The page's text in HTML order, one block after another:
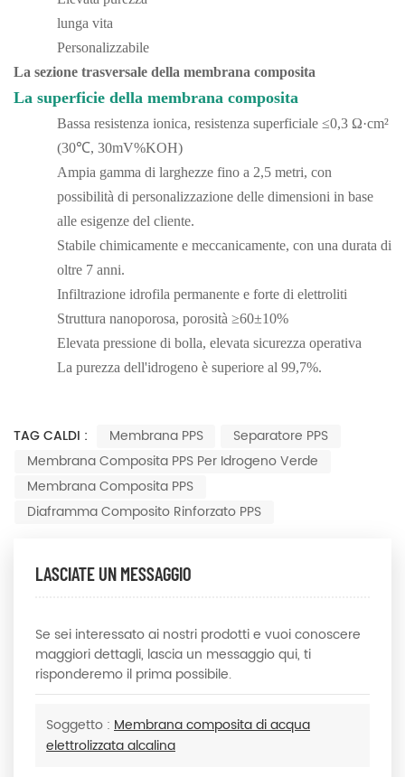
lunga vita
Personalizzabile
La sezione trasversale della membrana composita
La superficie della membrana composita
Bassa resistenza ionica, resistenza superficiale ≤0,3 Ω·cm²
(30℃, 30mV%KOH)
Ampia gamma di larghezze fino a 2,5 metri, con
possibilità di personalizzazione delle dimensioni in base
alle esigenze del cliente.
Stabile chimicamente e meccanicamente, con una durata di
oltre 7 anni.
Infiltrazione idrofila permanente e forte di elettroliti
Struttura nanoporosa, porosità ≥60±10%
Elevata pressione di bolla, elevata sicurezza operativa
La purezza dell'idrogeno è superiore al 99,7%.
TAG CALDI : Membrana PPS
Separatore PPS
Membrana Composita PPS Per Idrogeno Verde
Membrana Composita PPS
Diaframma Composito Rinforzato PPS
LASCIATE UN MESSAGGIO
Se sei interessato ai nostri prodotti e vuoi conoscere
maggiori dettagli, lascia un messaggio qui, ti
risponderemo il prima possibile.
Soggetto : Membrana composita di acqua
elettrolizzata alcalina